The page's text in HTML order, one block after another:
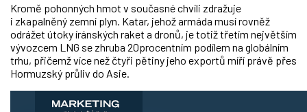
Kromě pohonných hmot v současné chvíli zdražuje
i zkapalněný zemní plyn. Katar, jehož armáda musí rovněž
odrážet útoky íránských raket a dronů, je totiž třetím největším
vývozcem LNG se zhruba 20procentním podílem na globálním
trhu, přičemž více než čtyři pětiny jeho exportů míří právě přes
Hormuzský průliv do Asie.